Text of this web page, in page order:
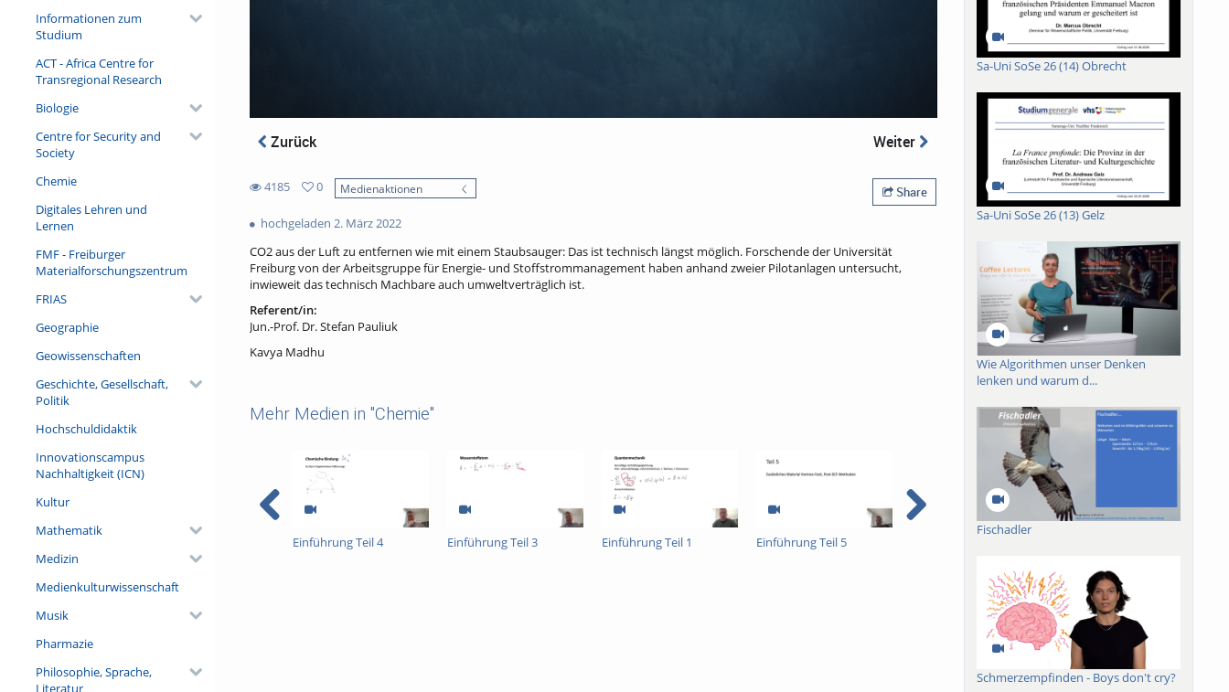
Informationen zum
Studium
ACT - Africa Centre for
Transregional Research
Biologie
Centre for Security and
Society
Chemie
Digitales Lehren und
Lernen
FMF - Freiburger
Materialforschungszentrum
FRIAS
Geographie
Geowissenschaften
Geschichte, Gesellschaft,
Politik
Hochschuldidaktik
Innovationscampus
Nachhaltigkeit (ICN)
Kultur
Mathematik
Medizin
Medienkulturwissenschaft
Musik
Pharmazie
Philosophie, Sprache,
Literatur
Zurück Weiter
4185
views
0
favorites
Medienaktionen
Share
hochgeladen 2. März 2022
CO2 aus der Luft zu entfernen wie mit einem Staubsauger: Das ist technisch längst möglich. Forschende der Universität
Freiburg von der Arbeitsgruppe für Energie- und Stoffstrommanagement haben anhand zweier Pilotanlagen untersucht,
inwieweit das technisch Machbare auch umweltverträglich ist.
Referent/in:
Jun.-Prof. Dr. Stefan Pauliuk
Kavya Madhu
Mehr Medien in "Chemie"
Einführung Teil 4 Einführung Teil 3 Einführung Teil 1 Einführung Teil 5
Sa-Uni SoSe 26 (14) Obrecht
Sa-Uni SoSe 26 (13) Gelz
Wie Algorithmen unser Denken
lenken und warum d...
Fischadler
Schmerzempfinden - Boys don't cry?